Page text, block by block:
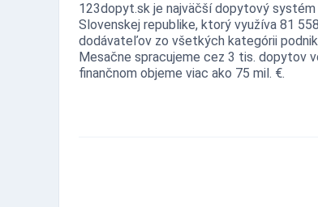
123dopyt.sk je najväčší dopytový systém
Slovenskej republike, ktorý využíva 81 558
dodávateľov zo všetkých kategórii
Mesačne spracujeme cez 3 tis. dopytov
finančnom objeme viac ako 75 mil. €.